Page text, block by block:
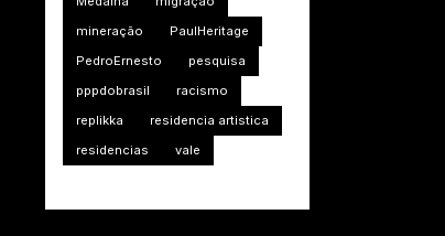
mineração
PaulHeritage
PedroErnesto
pesquisa
pppdobrasil
racismo
replikka
residencia artistica
residencias
vale